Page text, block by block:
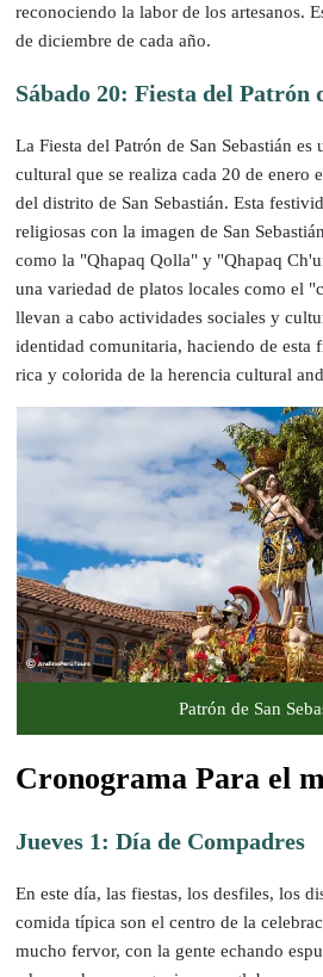
reconociendo la labor de los artesanos.
de diciembre de cada año.
Sábado 20: Fiesta del Patrón
La Fiesta del Patrón de San Sebastián
cultural que se realiza cada 20 de enero
del distrito de San Sebastián. Esta
religiosas con la imagen de San
como la "Qhapaq Qolla" y "Qhapaq
una variedad de platos locales como el
llevan a cabo actividades sociales y
identidad comunitaria, haciendo de esta
rica y colorida de la herencia cultural
Patrón de San
Cronograma Para el
Jueves 1: Día de Compadres
En este día, las fiestas, los desfiles, los
comida típica son el centro de la
mucho fervor, con la gente echando